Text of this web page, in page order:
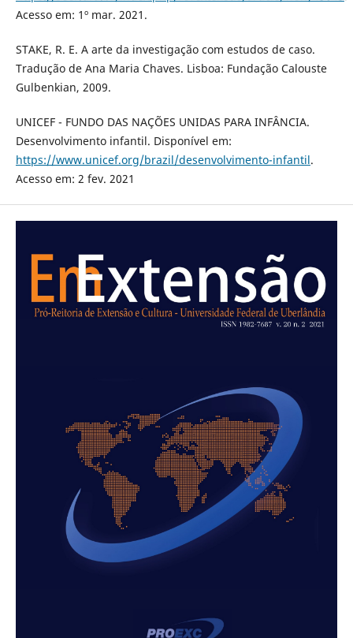
Acesso em: 1º mar. 2021.
STAKE, R. E. A arte da investigação com estudos de caso.
Tradução de Ana Maria Chaves. Lisboa: Fundação Calouste
Gulbenkian, 2009.
UNICEF - FUNDO DAS NAÇÕES UNIDAS PARA INFÂNCIA.
Desenvolvimento infantil. Disponível em:
https://www.unicef.org/brazil/desenvolvimento-infantil.
Acesso em: 2 fev. 2021